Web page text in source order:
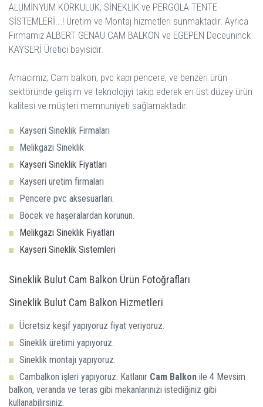
ALÜMİNYUM KORKULUK, SİNEKLİK ve PERGOLA TENTE
SİSTEMLERİ...! Üretim ve Montaj hizmetleri sunmaktadır. Ayrıca
Firmamız ALBERT GENAU CAM BALKON ve EGEPEN Deceuninck
KAYSERİ Üretici bayisidir.
Amacımız; Cam balkon, pvc kapı pencere, ve benzeri ürün
sektöründe gelişim ve teknolojiyi takip ederek en üst düzey ürün
Kayseri Sineklik Firmaları
Melikgazi Sineklik
Kayseri Sineklik Fiyatları
Kayseri üretim firmaları
Pencere pvc aksesuarları.
Böcek ve haşeralardan korunun.
Melikgazi Sineklik Fiyatları
Kayseri Sineklik Sistemleri
Sineklik Bulut Cam Balkon Ürün Fotoğrafları
Sineklik Bulut Cam Balkon Hizmetleri
Ücretsiz keşif yapıyoruz fiyat veriyoruz.
Sineklik üretimi yapıyoruz.
Sineklik montajı yapıyoruz.
Cambalkon işleri yapıyoruz. Katlanır Cam Balkon ile 4 Mevsim
balkon, veranda ve teras gibi mekanlarınızı istediğiniz gibi
kullanabilirsiniz.